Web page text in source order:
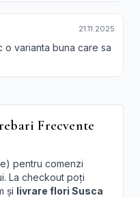
21.11.2025
o varianta buna care sa
Frecvente
pentru comenzi
La checkout poți
și livrare flori Susca